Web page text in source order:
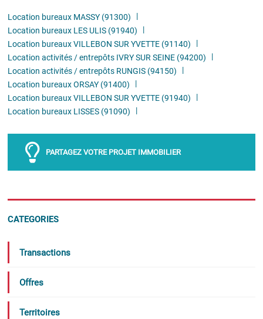
Location bureaux MASSY (91300)
Location bureaux LES ULIS (91940)
Location bureaux VILLEBON SUR YVETTE (91140)
Location activités / entrepôts IVRY SUR SEINE (94200)
Location activités / entrepôts RUNGIS (94150)
Location bureaux ORSAY (91400)
Location bureaux VILLEBON SUR YVETTE (91940)
Location bureaux LISSES (91090)
PARTAGEZ VOTRE PROJET IMMOBILIER
CATEGORIES
Transactions
Offres
Territoires